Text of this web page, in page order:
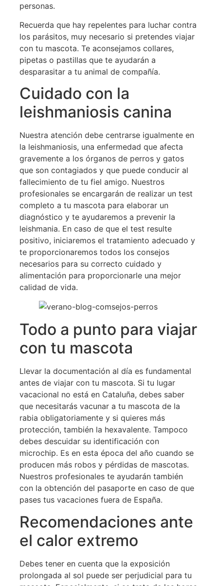
personas.
Recuerda que hay repelentes para luchar contra
los parásitos, muy necesario si pretendes viajar
con tu mascota. Te aconsejamos collares,
pipetas o pastillas que te ayudarán a
desparasitar a tu animal de compañía.
Cuidado con la
leishmaniosis canina
Nuestra atención debe centrarse igualmente en
la leishmaniosis, una enfermedad que afecta
gravemente a los órganos de perros y gatos
que son contagiados y que puede conducir al
fallecimiento de tu fiel amigo. Nuestros
profesionales se encargarán de realizar un test
completo a tu mascota para elaborar un
diagnóstico y te ayudaremos a prevenir la
leishmania. En caso de que el test resulte
positivo, iniciaremos el tratamiento adecuado y
te proporcionaremos todos los consejos
necesarios para su correcto cuidado y
alimentación para proporcionarle una mejor
calidad de vida.
Todo a punto para viajar
con tu mascota
Llevar la documentación al día es fundamental
antes de viajar con tu mascota. Si tu lugar
vacacional no está en Cataluña, debes saber
que necesitarás vacunar a tu mascota de la
rabia obligatoriamente y si quieres más
protección, también la hexavalente. Tampoco
debes descuidar su identificación con
microchip. Es en esta época del año cuando se
producen más robos y pérdidas de mascotas.
Nuestros profesionales te ayudarán también
con la obtención del pasaporte en caso de que
pases tus vacaciones fuera de España.
Recomendaciones ante
el calor extremo
Debes tener en cuenta que la exposición
prolongada al sol puede ser perjudicial para tu